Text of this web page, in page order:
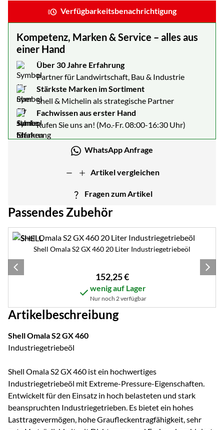
Verfügbarkeitsbenachrichtigung
Kompetenz, Marken & Service – alles aus
einer Hand
Über 30 Jahre Erfahrung
Partner für Landwirtschaft, Bau & Industrie
Stärkste Marken im Sortiment
Shell & Michelin als strategische Partner
Fachwissen aus erster Hand
Rufen Sie uns an! (Mo.-Fr. 08:00-16:30 Uhr)
WhatsApp Anfrage
Artikel vergleichen
Fragen zum Artikel
Passendes Zubehör
Zubehör überspringen
Shell Omala S2 GX 460 20 Liter Industriegetriebeöl
152,25€
wenig auf Lager
Nur noch 2 verfügbar
Artikelbeschreibung
Shell Omala S2 GX 460
Industriegetriebeöl
Shell Omala S2 GX 460 ist ein hochwertiges
Industriegetriebeöl mit Extreme-Pressure-Eigenschaften.
Entwickelt für den Einsatz in hoch belasteten und stark
beanspruchten Industriegetrieben. Es bietet ein hohes
Lasttragevermögen, hohe Graufleckentragfähigkeit, sehr